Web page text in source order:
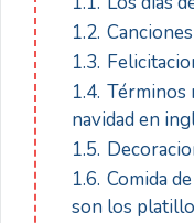
1.2.
1.3.
1.4. Términos
navidad en
1.5.
1.6. Comida
son los